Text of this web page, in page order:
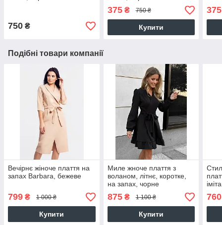
750 ₴
375₴ 750 ₴
Купити
375
Подібні товари компанії
Вечірнє жіноче плаття на
запах Barbara, бежеве
799 ₴ 1 000 ₴
Купити
Миле жноче плаття з
воланом, літнє, коротке,
на запах, чорне
875₴ 1 100 ₴
Купити
760